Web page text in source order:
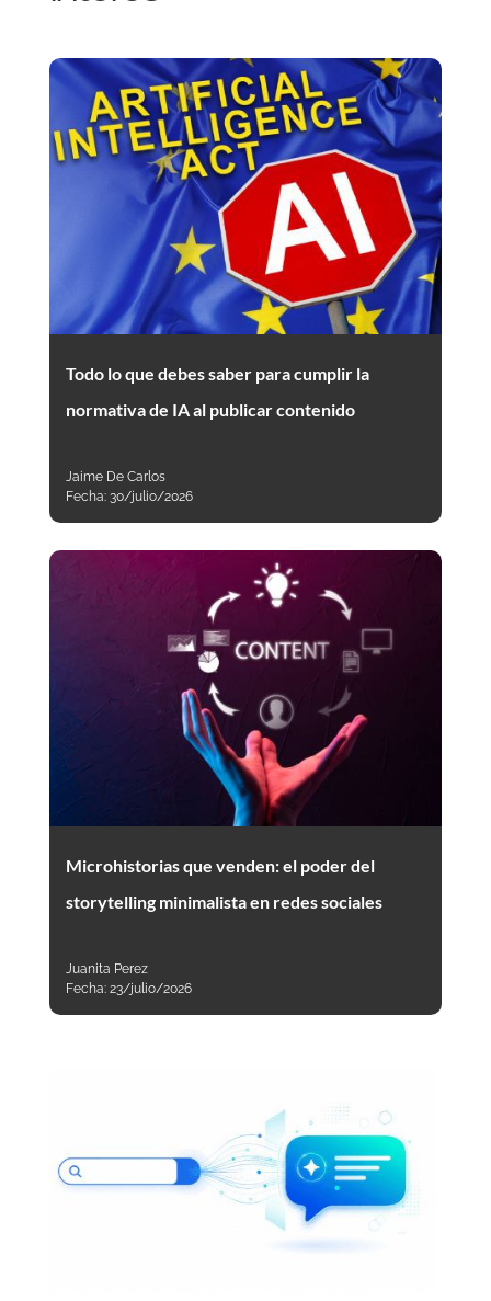
Todo lo que debes saber para cumplir la
normativa de IA al publicar contenido
Jaime De Carlos
Fecha: 30/julio/2026
Microhistorias que venden: el poder del
storytelling minimalista en redes sociales
Juanita Perez
Fecha: 23/julio/2026